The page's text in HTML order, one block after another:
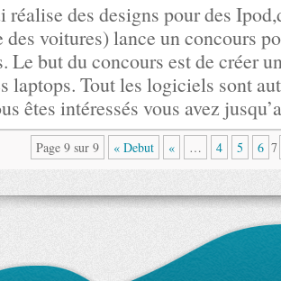
des desi­gns pour des
des voi­tures) lance un concours
Le but du concours est de créer
laptops. Tout les logi­ciels sont
êtes intéressés vous avez
Page 9 sur 9 « Debut « … 4 5 6 7